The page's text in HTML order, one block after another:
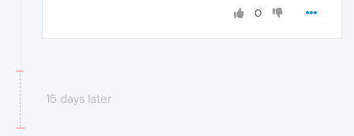
0
15 days later